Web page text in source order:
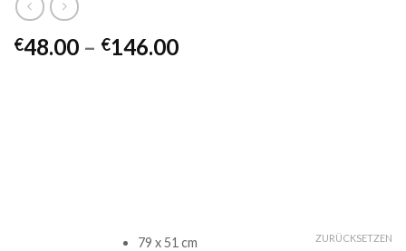
€48.00 – €146.00Preisspanne:
79 x 51 cm
ZURÜCKSETZEN